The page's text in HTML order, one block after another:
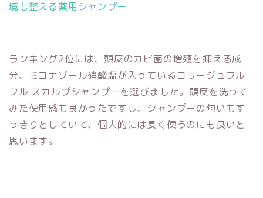
境も整える薬用シャンプー
ランキング2位には、頭皮のカビ菌の増殖を抑える成
分、ミコナゾール硝酸塩が入っているコラージュフル
フル スカルプシャンプーを選びました。頭皮を洗って
みた使用感も良かったですし、シャンプーの匂いもす
っきりとしていて、個人的には長く使うのにも良いと
思います。